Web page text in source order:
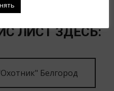
В ГОРОДАХ.
ЛИСТ ЗДЕСЬ:
Белгород